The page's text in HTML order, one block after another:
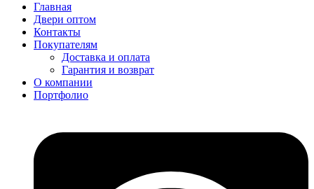
Главная
Двери оптом
Контакты
Покупателям
Доставка и оплата
Гарантия и возврат
О компании
Портфолио